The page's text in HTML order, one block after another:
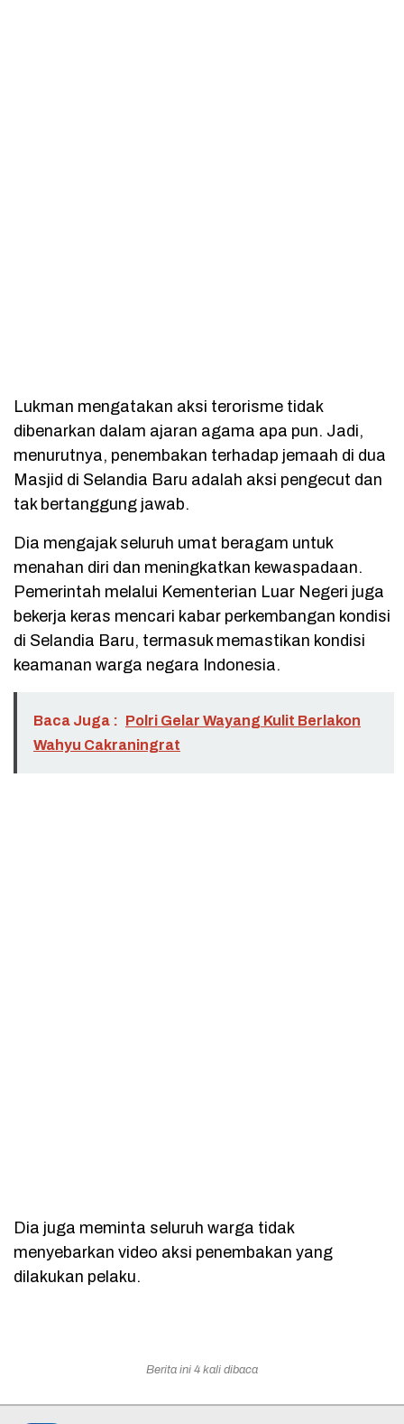
Lukman mengatakan aksi terorisme tidak
dibenarkan dalam ajaran agama apa pun. Jadi,
menurutnya, penembakan terhadap jemaah di dua
Masjid di Selandia Baru adalah aksi pengecut dan
tak bertanggung jawab.
Dia mengajak seluruh umat beragam untuk
menahan diri dan meningkatkan kewaspadaan.
Pemerintah melalui Kementerian Luar Negeri juga
bekerja keras mencari kabar perkembangan kondisi
di Selandia Baru, termasuk memastikan kondisi
keamanan warga negara Indonesia.
Baca Juga : Polri Gelar Wayang Kulit Berlakon
Wahyu Cakraningrat
Dia juga meminta seluruh warga tidak
menyebarkan video aksi penembakan yang
dilakukan pelaku.
Berita ini 4 kali dibaca